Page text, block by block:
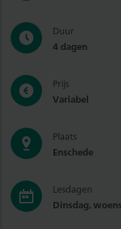
Duur
4 dagen
Prijs
Variabel
Plaats
Enschede
Lesdagen
Dinsdag,